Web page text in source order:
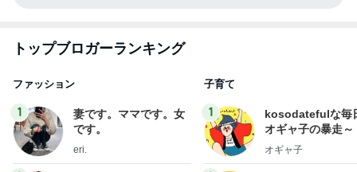
トップブロガーランキング
ファッション
1
妻です。ママです。女
です。
eri.
子育て
1
kosodatefulな毎
オギャ子の暴走～
オギャ子